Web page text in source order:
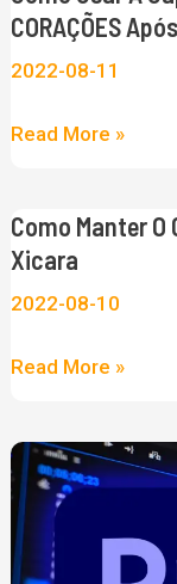
CORAÇÕES
2022-08-11
CORAÇÕES
após
o
Read More »
Como Manter O
Xicara
2022-08-10
Como
manter
o
quente
mais
tempo
na
xicara
Read More »
ADOBE
PREMIERE
TRAVOU
NO